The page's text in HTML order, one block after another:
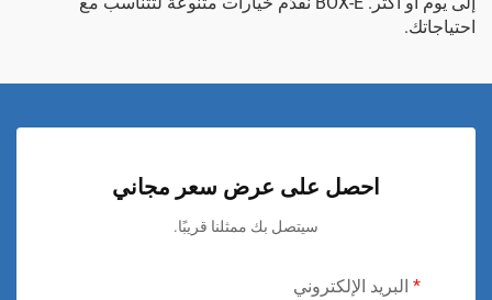
احتياجاتك.
احصل على عرض سعر مجاني
سيتصل بك ممثلنا قريبًا.
البريد الإلكتروني